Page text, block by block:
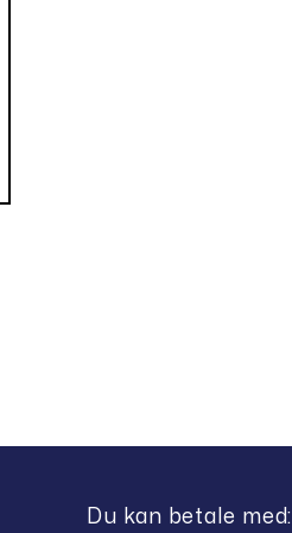
Du kan betale med: